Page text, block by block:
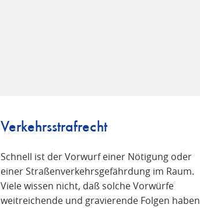
Verkehrsstrafrecht
Schnell ist der Vorwurf einer Nötigung oder
einer Straßenverkehrsgefährdung im Raum.
Viele wissen nicht, daß solche Vorwürfe
weitreichende und gravierende Folgen haben